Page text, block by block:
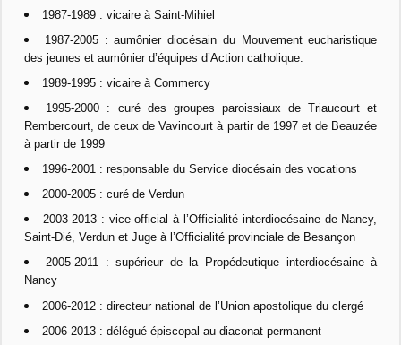
1987-1989 : vicaire à Saint-Mihiel
1987-2005 : aumônier diocésain du Mouvement eucharistique
des jeunes et aumônier d’équipes d’Action catholique.
1989-1995 : vicaire à Commercy
1995-2000 : curé des groupes paroissiaux de Triaucourt et
Rembercourt, de ceux de Vavincourt à partir de 1997 et de Beauzée
à partir de 1999
1996-2001 : responsable du Service diocésain des vocations
2000-2005 : curé de Verdun
2003-2013 : vice-official à l’Officialité interdiocésaine de Nancy,
Saint-Dié, Verdun et Juge à l’Officialité provinciale de Besançon
2005-2011 : supérieur de la Propédeutique interdiocésaine à
Nancy
2006-2012 : directeur national de l’Union apostolique du clergé
2006-2013 : délégué épiscopal au diaconat permanent